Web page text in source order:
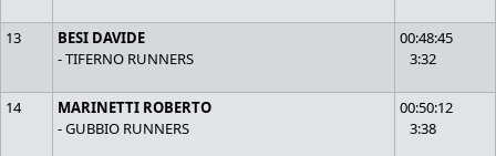
13
BESI DAVIDE
- TIFERNO RUNNERS
00:48:45
3:32
14
MARINETTI ROBERTO
- GUBBIO RUNNERS
00:50:12
3:38